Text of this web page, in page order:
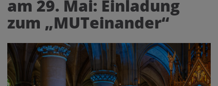
am 29. Mai: Einladung
zum „MUTeinander“